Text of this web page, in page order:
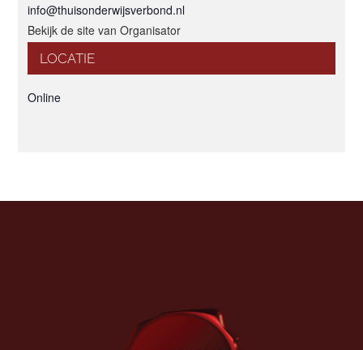
LOCATIE
Online
info@thuisonderwijsverbond.nl
Bekijk de site van Organisator